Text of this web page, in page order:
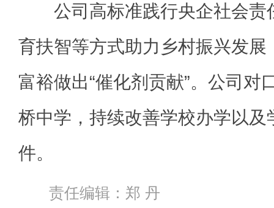
公司高标准践行央企社会责
育扶智等方式助力乡村振兴发展
富裕做出“催化剂贡献”。公司对
桥中学，持续改善学校办学以及
件。
责任编辑：郑 丹